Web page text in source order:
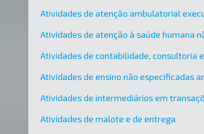
Atividades de atenção ambulatorial
Atividades de atenção à saúde humana
Atividades de contabilidade, consultoria
Atividades de ensino não especificadas
Atividades de intermediários em
Atividades de malote e de entrega